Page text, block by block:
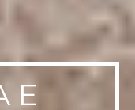
E